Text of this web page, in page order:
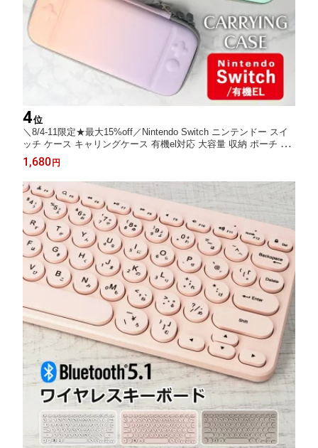
4位
＼8/4-11限定★最大15%off／Nintendo Switch ニンテンドー スイ
ッチ ケース キャリングケース 有機el対応 大容量 収納 ポーチ 任
天堂 収納ケース 保護ケース 収納ポーチ ゲームカード収納 10枚
耐衝撃 EVA ポーチ コンパクト 軽量 軽い OLED かわいい 女の子
男の子
1,680 円